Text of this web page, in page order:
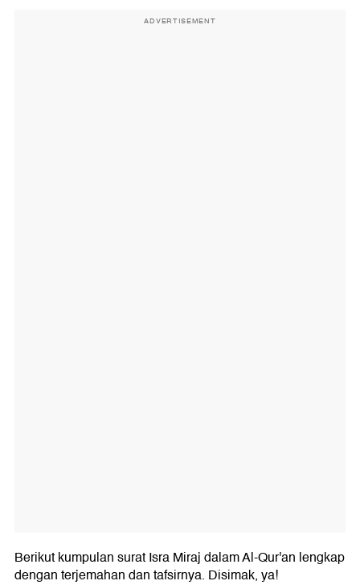
ADVERTISEMENT
Berikut kumpulan surat Isra Miraj dalam Al-Qur'an lengkap
dengan terjemahan dan tafsirnya. Disimak, ya!